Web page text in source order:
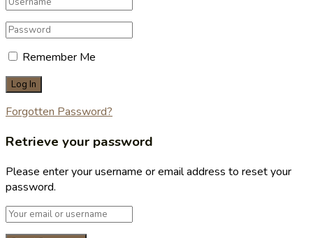
Remember Me
Forgotten Password?
Retrieve your password
Please enter your username or email address to reset your
password.